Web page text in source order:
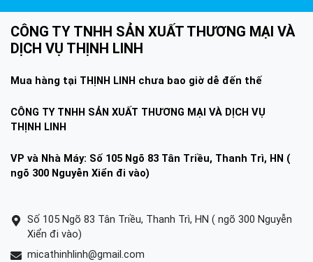
CÔNG TY TNHH SẢN XUẤT THƯƠNG MẠI VÀ
DỊCH VỤ THỊNH LINH
Mua hàng tại THỊNH LINH chưa bao giờ dễ đến thế
CÔNG TY TNHH SẢN XUẤT THƯƠNG MẠI VÀ DỊCH VỤ
THỊNH LINH
VP và Nhà Máy: Số 105 Ngõ 83 Tân Triều, Thanh Trì, HN (
ngõ 300 Nguyễn Xiển đi vào)
Số 105 Ngõ 83 Tân Triều, Thanh Trì, HN ( ngõ 300 Nguyễn
Xiển đi vào)
micathinhlinh@gmail.com